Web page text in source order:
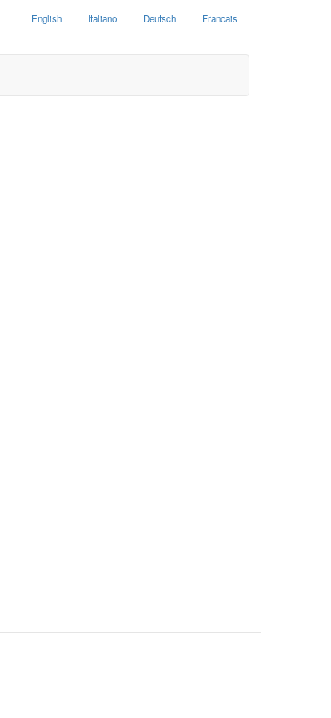
English Italiano Deutsch Francais